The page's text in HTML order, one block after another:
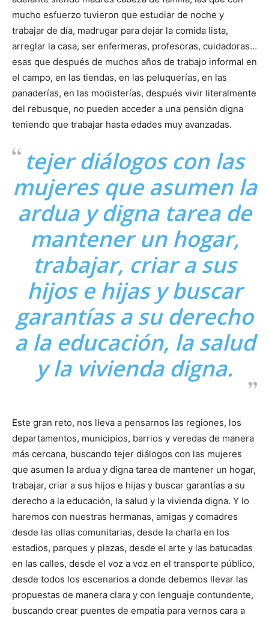
mucho esfuerzo tuvieron que estudiar de noche y
trabajar de día, madrugar para dejar la comida lista,
arreglar la casa, ser enfermeras, profesoras, cuidadoras…
esas que después de muchos años de trabajo informal en
el campo, en las tiendas, en las peluquerías, en las
panaderías, en las modisterías, después vivir literalmente
del rebusque, no pueden acceder a una pensión digna
teniendo que trabajar hasta edades muy avanzadas.
tejer diálogos con las
mujeres que asumen la
ardua y digna tarea de
mantener un hogar,
trabajar, criar a sus
hijos e hijas y buscar
garantías a su derecho
a la educación, la salud
y la vivienda digna.
Este gran reto, nos lleva a pensarnos las regiones, los
departamentos, municipios, barrios y veredas de manera
más cercana, buscando tejer diálogos con las mujeres
que asumen la ardua y digna tarea de mantener un hogar,
trabajar, criar a sus hijos e hijas y buscar garantías a su
derecho a la educación, la salud y la vivienda digna. Y lo
haremos con nuestras hermanas, amigas y comadres
desde las ollas comunitarias, desde la charla en los
estadios, parques y plazas, desde el arte y las batucadas
en las calles, desde el voz a voz en el transporte público,
desde todos los escenarios a donde debemos llevar las
propuestas de manera clara y con lenguaje contundente,
buscando crear puentes de empatía para vernos cara a